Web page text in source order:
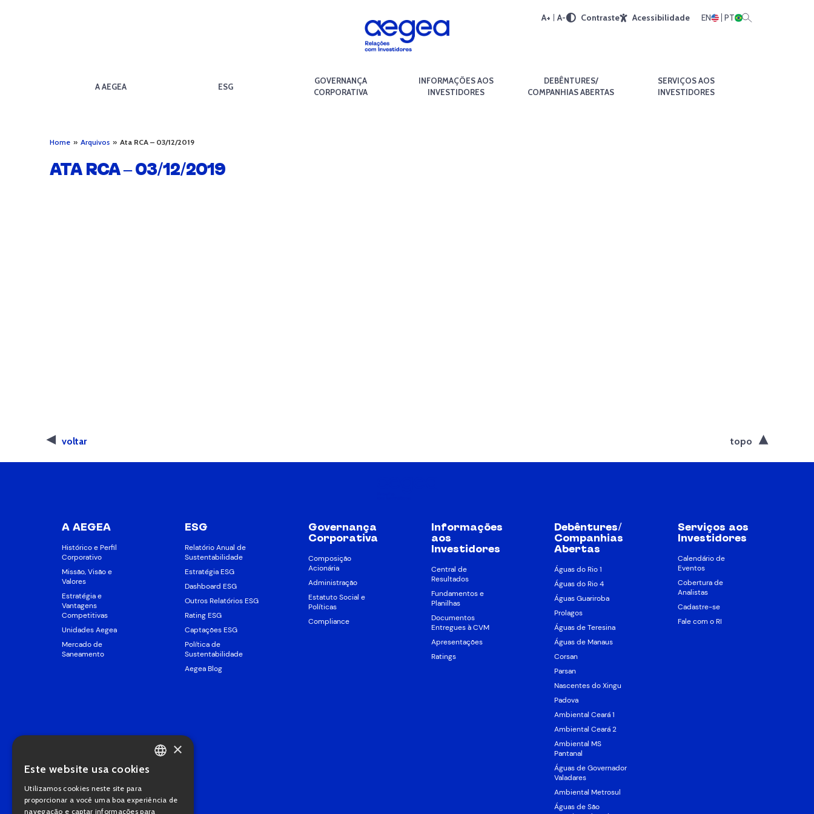
A+ A- Contraste Acessibilidade EN PT
A AEGEA ESG
GOVERNANÇA
CORPORATIVA
INFORMAÇÕES AOS
INVESTIDORES
DEBÊNTURES/
COMPANHIAS ABERTAS
SERVIÇOS AOS
INVESTIDORES
Home » Arquivos » Ata RCA – 03/12/2019
ATA RCA – 03/12/2019
voltar topo
A AEGEA
Histórico e Perfil
Corporativo
Missão, Visão e
Valores
Estratégia e
Vantagens
Competitivas
Unidades Aegea
Mercado de
Saneamento
ESG
Relatório Anual de
Sustentabilidade
Estratégia ESG
Dashboard ESG
Outros Relatórios ESG
Rating ESG
Captações ESG
Política de
Sustentabilidade
Aegea Blog
Governança
Corporativa
Composição
Acionária
Administração
Estatuto Social e
Políticas
Compliance
Informações
aos
Investidores
Central de
Resultados
Fundamentos e
Planilhas
Documentos
Entregues à CVM
Apresentações
Ratings
Debêntures/
Companhias
Abertas
Águas do Rio 1
Águas do Rio 4
Águas Guariroba
Prolagos
Águas de Teresina
Águas de Manaus
Corsan
Parsan
Nascentes do Xingu
Padova
Ambiental Ceará 1
Ambiental Ceará 2
Ambiental MS
Pantanal
Águas de Governador
Valadares
Ambiental Metrosul
Águas de São
Serviços aos
Investidores
Calendário de
Eventos
Cobertura de
Analistas
Cadastre-se
Fale com o RI
PORTUGUESE
×
Este website usa cookies
Utilizamos cookies neste site para
proporcionar a você uma boa experiência de
navegação e captar informações para